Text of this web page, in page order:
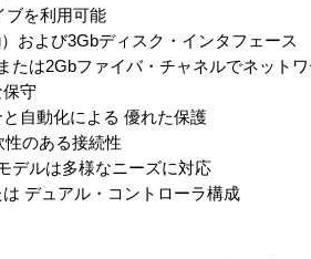
ブを利用可能
および3Gbディスク・インタフェース
は2Gbファイバ・チャネルでネット
守
自動化による 優れた保護
性のある接続性
デルは多様なニーズに対応
デュアル・コントローラ構成